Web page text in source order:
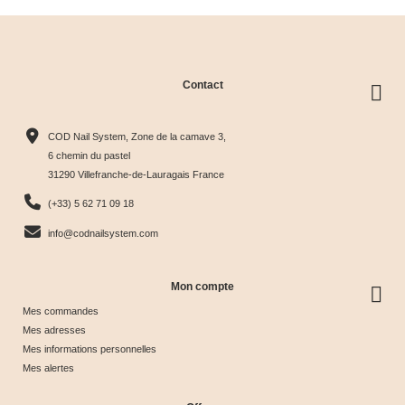
Tips &
nuancier
 
& Tips
Glow &
Collection
Contact
COD Nail System, Zone de la camave 3,
6 chemin du pastel
31290 Villefranche-de-Lauragais France
(+33) 5 62 71 09 18
info@codnailsystem.com
Mon compte
Mes commandes
Mes adresses
Mes informations personnelles
Mes alertes